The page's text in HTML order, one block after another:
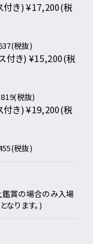
付き) ¥17,200(税
税抜)
付き) ¥15,200(税
税抜)
付き) ¥19,200(税
税抜)
鑑賞の場合のみ入場
なります。)